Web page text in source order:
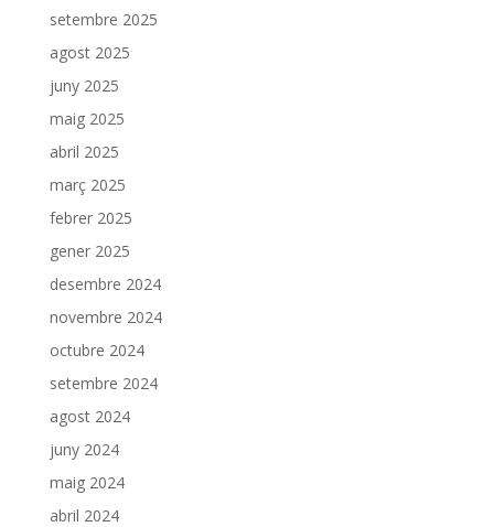
setembre 2025
agost 2025
juny 2025
maig 2025
abril 2025
març 2025
febrer 2025
gener 2025
desembre 2024
novembre 2024
octubre 2024
setembre 2024
agost 2024
juny 2024
maig 2024
abril 2024